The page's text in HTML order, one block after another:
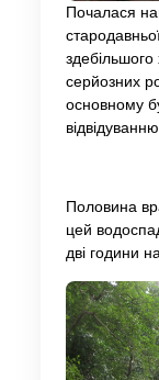
Почалася
серйозних
основному
Половина
цей
дві години